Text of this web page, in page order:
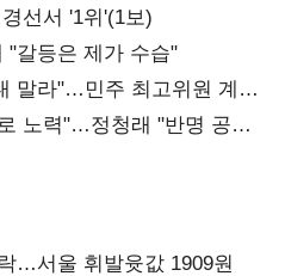
선서 '1위'(1보)
갈등은 제가 수습"
말라"…민주 최고위원 계파
노력"…정청래 "반명 공세
…서울 휘발윳값 1909원